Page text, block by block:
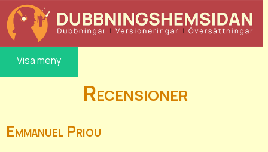
Visa meny
Recensioner
Emmanuel Priou